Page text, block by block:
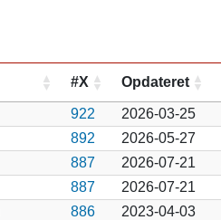
#X Opdateret
922 2026-03-25
892 2026-05-27
887 2026-07-21
887 2026-07-21
886 2023-04-03